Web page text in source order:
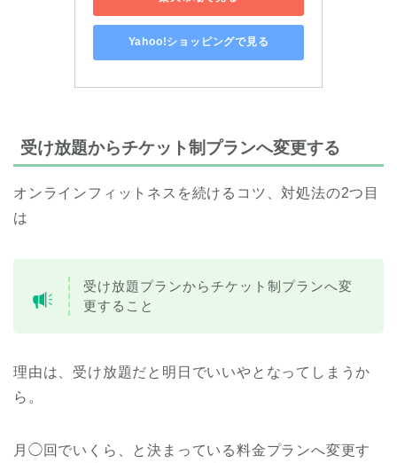
Yahoo!ショッピングで見る
受け放題からチケット制プランへ変更する
オンラインフィットネスを続けるコツ、対処法の2つ目
は
受け放題プランからチケット制プランへ変
更すること
理由は、受け放題だと明日でいいやとなってしまうか
ら。
月◯回でいくら、と決まっている料金プランへ変更す